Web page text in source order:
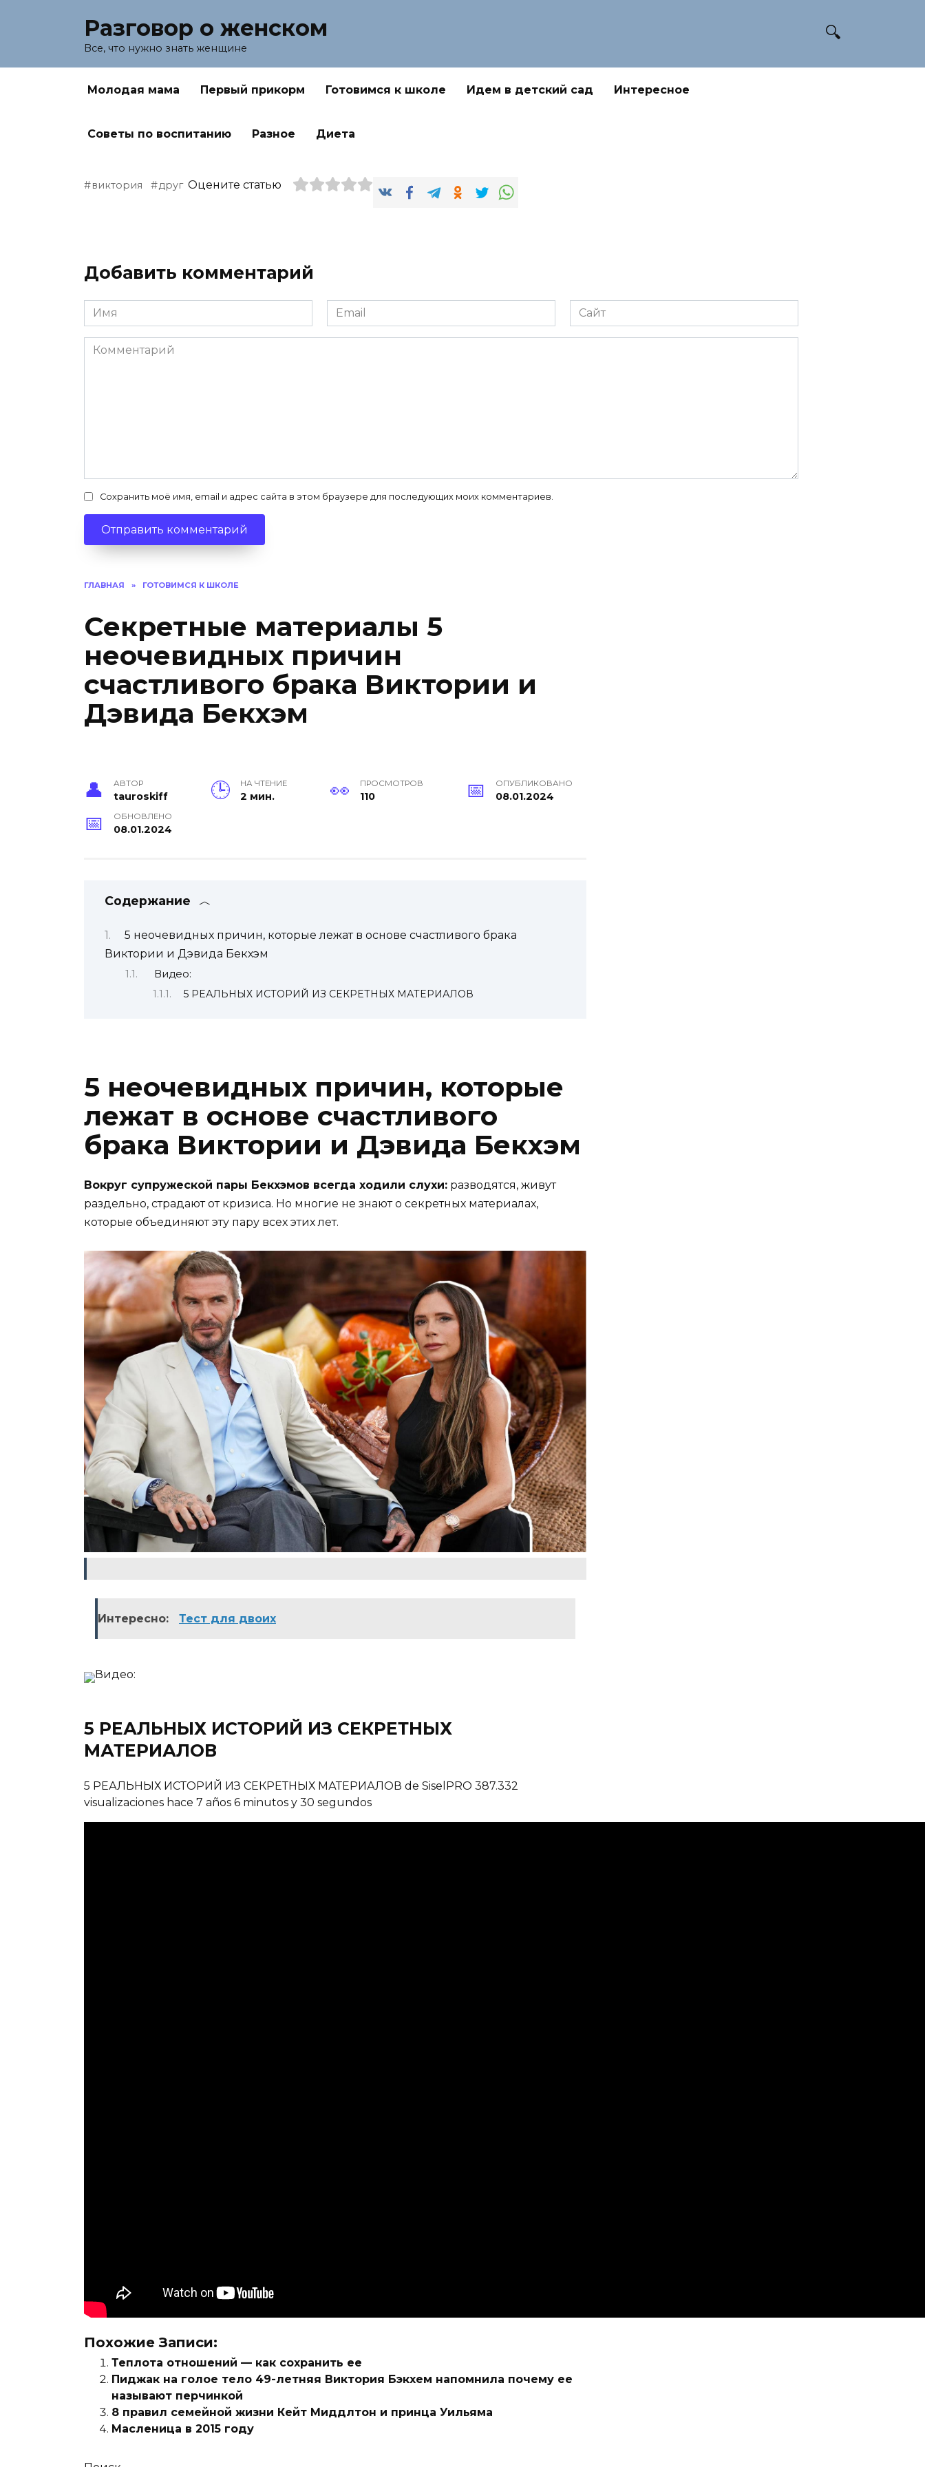
Разговор о женском
Все, что нужно знать женщине
Молодая мама Первый прикорм Готовимся к школе Идем в детский сад Интересное
Советы по воспитанию Разное Диета
ГЛАВНАЯ » ГОТОВИМСЯ К ШКОЛЕ
Секретные материалы 5
неочевидных причин
счастливого брака Виктории и
Дэвида Бекхэм
АВТОР
tauroskiff
НА ЧТЕНИЕ
2 мин.
ПРОСМОТРОВ
110
ОПУБЛИКОВАНО
08.01.2024
ОБНОВЛЕНО
08.01.2024
Содержание
5 неочевидных причин, которые лежат в основе счастливого брака
Виктории и Дэвида Бекхэм
Видео:
5 РЕАЛЬНЫХ ИСТОРИЙ ИЗ СЕКРЕТНЫХ МАТЕРИАЛОВ
5 неочевидных причин, которые
лежат в основе счастливого
брака Виктории и Дэвида Бекхэм
Вокруг супружеской пары Бекхэмов всегда ходили слухи: разводятся, живут
раздельно, страдают от кризиса. Но многие не знают о секретных материалах,
которые объединяют эту пару всех этих лет.
Интересно: Тест для двоих
Видео:
5 РЕАЛЬНЫХ ИСТОРИЙ ИЗ СЕКРЕТНЫХ
МАТЕРИАЛОВ
5 РЕАЛЬНЫХ ИСТОРИЙ ИЗ СЕКРЕТНЫХ МАТЕРИАЛОВ de SiselPRO 387.332
visualizaciones hace 7 años 6 minutos y 30 segundos
Похожие Записи:
Теплота отношений — как сохранить ее
Пиджак на голое тело 49-летняя Виктория Бэкхем напомнила почему ее
называют перчинкой
8 правил семейной жизни Кейт Миддлтон и принца Уильяма
Масленица в 2015 году
виктория друг Оцените статью
Добавить комментарий
Имя
*
Email
*
Сайт
Комментарий
Сохранить моё имя, email и адрес сайта в этом браузере для последующих моих комментариев.